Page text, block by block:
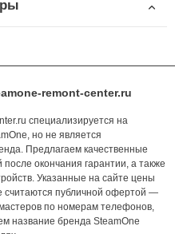
remont-center.ru
специализируется на
но не является
Предлагаем качественные
окончания гарантии, а также
Указанные на сайте цены
считаются публичной офертой —
по номерам телефонов,
название бренда SteamOne